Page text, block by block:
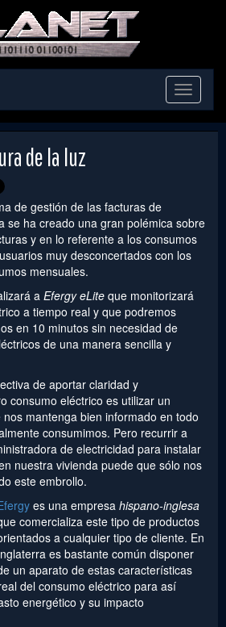
Toggle
de la luz
de gestión de las facturas de
se ha creado una gran polémica sobre
y en lo referente a los consumos
muy desconcertados con los
mensuales.
a Efergy eLite que monitorizará
a tiempo real y que podremos
en 10 minutos sin necesidad de
de una manera sencilla y
de aportar claridad y
consumo eléctrico es utilizar un
mantenga bien informado en todo
consumimos. Pero recurrir a
de electricidad para instalar
nuestra vivienda puede que sólo nos
este embrollo.
es una empresa hispano-inglesa
comercializa este tipo de productos
a cualquier tipo de cliente. En
es bastante común disponer
un aparato de estas características
del consumo eléctrico para así
energético y su impacto